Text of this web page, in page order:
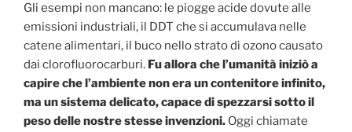
Gli esempi non mancano: le piogge acide dovute alle
emissioni industriali, il DDT che si accumulava nelle
catene alimentari, il buco nello strato di ozono causato
dai clorofluorocarburi. Fu allora che l’umanità iniziò a
capire che l’ambiente non era un contenitore infinito,
ma un sistema delicato, capace di spezzarsi sotto il
peso delle nostre stesse invenzioni. Oggi chiamate